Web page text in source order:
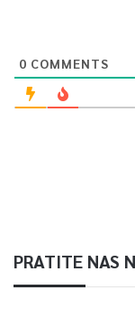
0 COMMENTS
PRATITE NAS